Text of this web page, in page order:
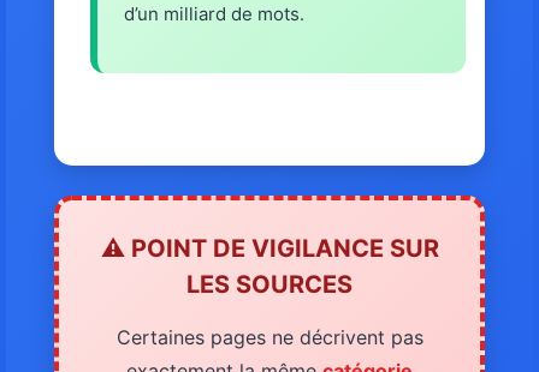
d’un milliard de mots.
⚠️ POINT DE VIGILANCE SUR
LES SOURCES
Certaines pages ne décrivent pas